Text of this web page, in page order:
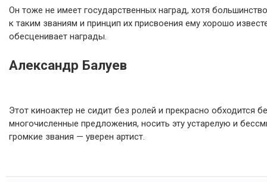
Он тоже не имеет государственных наград, хотя
к таким званиям и принцип их присвоения ему хорошо
обесценивает награды.
Александр Балуев
Этот киноактер не сидит без ролей и прекрасно обходится
многочисленные предложения, носить эту устарелую и
громкие звания — уверен артист.